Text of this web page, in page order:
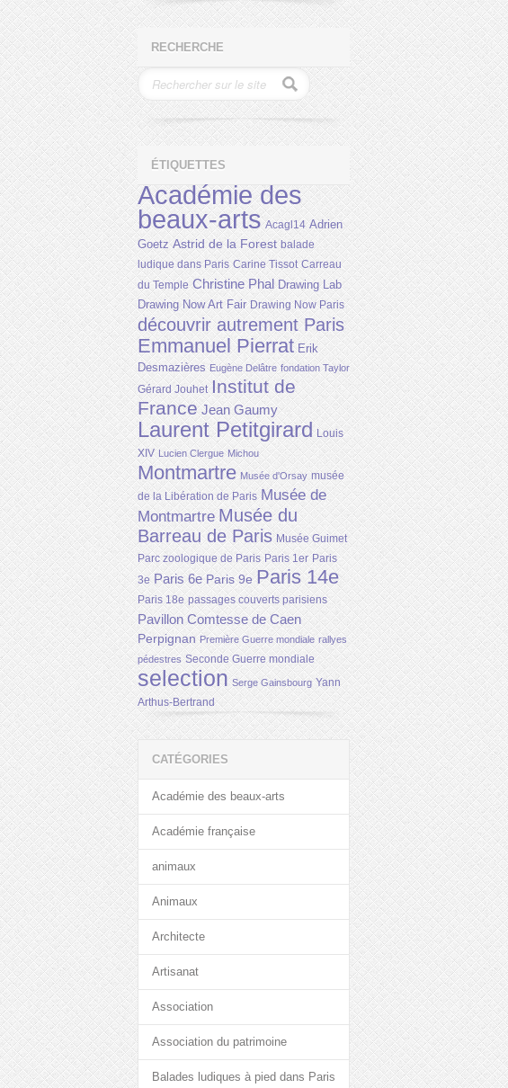
RECHERCHE
ÉTIQUETTES
Académie des
beaux-arts Acagl14 Adrien
Goetz Astrid de la Forest balade
ludique dans Paris Carine Tissot Carreau
du Temple Christine Phal Drawing Lab
Drawing Now Art Fair Drawing Now Paris
découvrir autrement Paris
Emmanuel Pierrat Erik
Desmazières Eugène Delâtre fondation Taylor
Gérard Jouhet Institut de
France Jean Gaumy
Laurent Petitgirard Louis
XIV Lucien Clergue Michou
Montmartre Musée d'Orsay musée
de la Libération de Paris Musée de
Montmartre Musée du
Barreau de Paris Musée Guimet
Parc zoologique de Paris Paris 1er Paris
3e Paris 6e Paris 9e Paris 14e
Paris 18e passages couverts parisiens
Pavillon Comtesse de Caen
Perpignan Première Guerre mondiale rallyes
pédestres Seconde Guerre mondiale
selection Serge Gainsbourg Yann
Arthus-Bertrand
CATÉGORIES
Académie des beaux-arts
Académie française
animaux
Animaux
Architecte
Artisanat
Association
Association du patrimoine
Balades ludiques à pied dans Paris